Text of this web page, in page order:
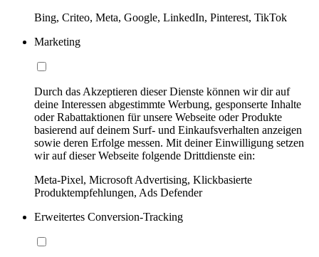
Bing, Criteo, Meta, Google, LinkedIn, Pinterest, TikTok
Marketing
Durch das Akzeptieren dieser Dienste können wir dir auf
deine Interessen abgestimmte Werbung, gesponserte Inhalte
oder Rabattaktionen für unsere Webseite oder Produkte
basierend auf deinem Surf- und Einkaufsverhalten anzeigen
sowie deren Erfolge messen. Mit deiner Einwilligung setzen
wir auf dieser Webseite folgende Drittdienste ein:
Meta-Pixel, Microsoft Advertising, Klickbasierte
Produktempfehlungen, Ads Defender
Erweitertes Conversion-Tracking